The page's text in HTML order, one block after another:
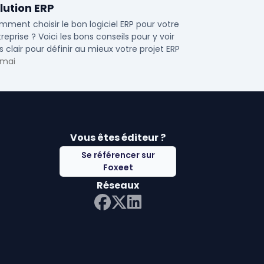
ERP
choisir le bon logiciel ERP pour votre
? Voici les bons conseils pour y voir
clair pour définir au mieux votre projet ERP
Vous êtes éditeur ?
Se référencer sur
Foxeet
Réseaux